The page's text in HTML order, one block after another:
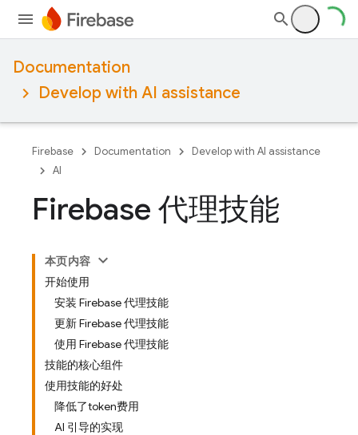
Documentation
Develop with AI assistance
Firebase Documentation
Develop with AI assistance
AI
Firebase 代理技能
本页内容
开始使用
安装 Firebase 代理技能
更新 Firebase 代理技能
使用 Firebase 代理技能
技能的核心组件
使用技能的好处
降低了token费用
AI 引导的实现